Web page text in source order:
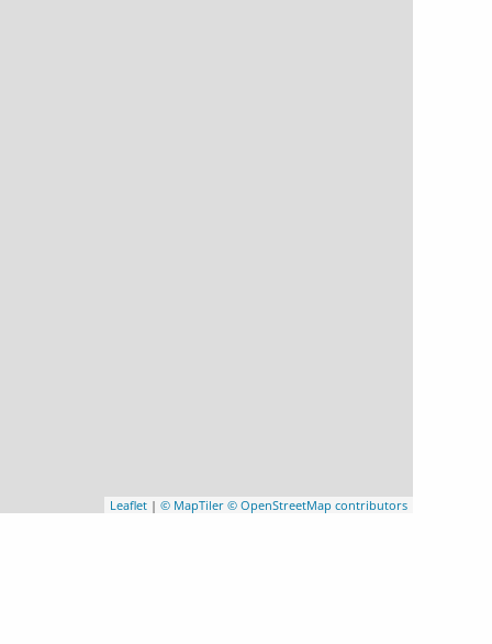
Leaflet | © MapTiler © OpenStreetMap contributors